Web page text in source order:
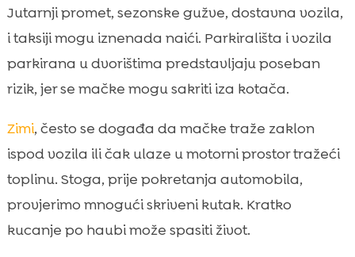
Jutarnji promet, sezonske gužve, dostavna vozila,
i taksiji mogu iznenada naići. Parkirališta i vozila
parkirana u dvorištima predstavljaju poseban
rizik, jer se mačke mogu sakriti iza kotača.
Zimi, često se događa da mačke traže zaklon
ispod vozila ili čak ulaze u motorni prostor tražeći
toplinu. Stoga, prije pokretanja automobila,
provjerimo mnogući skriveni kutak. Kratko
kucanje po haubi može spasiti život.